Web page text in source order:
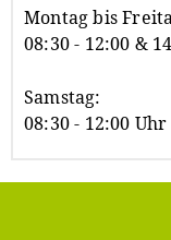
Montag bis
08:30 - 12:00 &
Samstag:
08:30 - 12:00 Uhr